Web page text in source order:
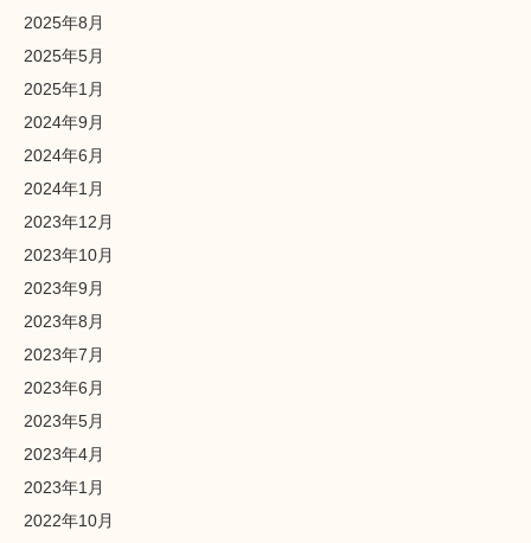
2025年8月
2025年5月
2025年1月
2024年9月
2024年6月
2024年1月
2023年12月
2023年10月
2023年9月
2023年8月
2023年7月
2023年6月
2023年5月
2023年4月
2023年1月
2022年10月